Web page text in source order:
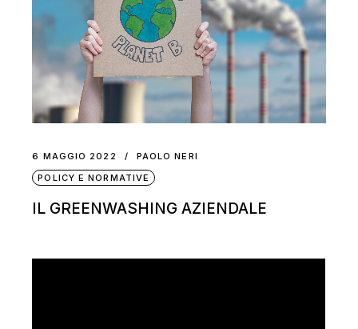
6 MAGGIO 2022
PAOLO NERI
POLICY E NORMATIVE
IL GREENWASHING AZIENDALE